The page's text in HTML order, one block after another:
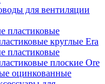
для вентиляции
пластиковые
круглые Era
пластиковые
плоские Ore
оцинкованные